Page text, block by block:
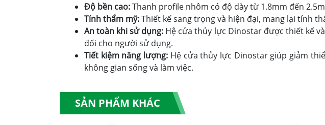
Độ bền cao:Thanh profile nhôm có độ dày từ 1.8mm đến
Tính thẩm mỹ:Thiết kế sang trọng và hiện đại, mang lại tính
An toàn khi sử dụng: Hệ cửa thủy lực Dinostar được thiết kế
đối cho người sử dụng.
Tiết kiệm năng lượng: Hệ cửa thủy lực Dinostar giúp giảm
không gian sống và làm việc.
SẢN PHẨM KHÁC